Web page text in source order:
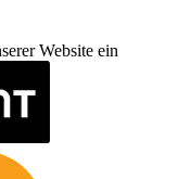
Website ein